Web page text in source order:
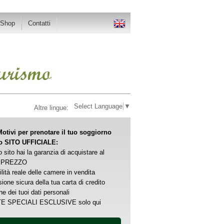
Contatti
Select Language ▼
Altre lingue:
per prenotare il tuo soggiorno
SITO UFFICIALE:
sito hai la garanzia di acquistare al
reale delle camere in vendita
sicura della tua carta di credito
dei tuoi dati personali
SPECIALI ESCLUSIVE solo qui